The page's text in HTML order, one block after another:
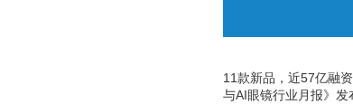
11款新品，近57亿融
与AI眼镜行业月报》发